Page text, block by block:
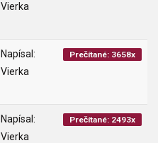
Vierka
Napísal:
Vierka
Prečítané: 3658x
Napísal:
Vierka
Prečítané: 2493x